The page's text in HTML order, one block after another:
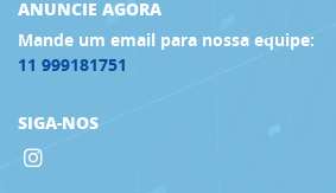
ANUNCIE AGORA
Mande um email para nossa equipe:
11 999181751
SIGA-NOS